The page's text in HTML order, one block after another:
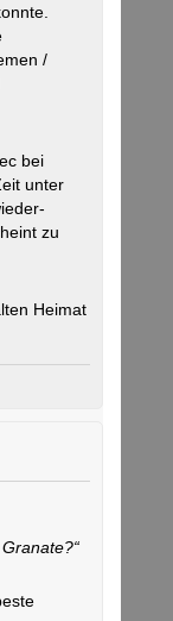
/
bei
unter
zu
Heimat